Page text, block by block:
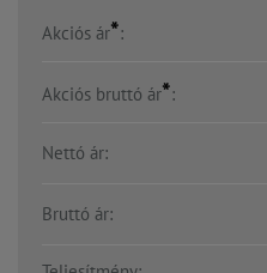
Akciós ár*:
Akciós bruttó ár*:
Nettó ár:
Bruttó ár: